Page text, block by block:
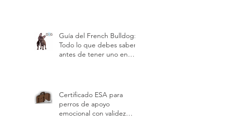
Guía del French Bulldog:
Todo lo que debes saber
antes de tener uno en
Certificado ESA para
perros de apoyo
emocional con validez